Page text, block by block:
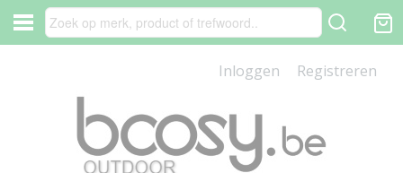
Inloggen Registreren